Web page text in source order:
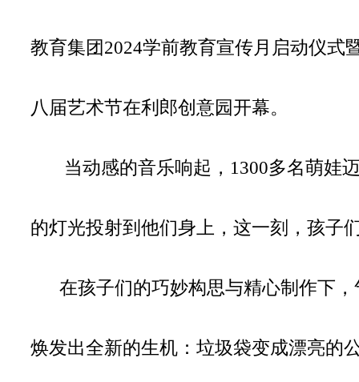
教育集团2024学前教育宣传月启动仪式
八届艺术节在利郎创意园开幕。
当动感的音乐响起，1300多名萌娃
的灯光投射到他们身上，这一刻，孩子
在孩子们的巧妙构思与精心制作下，
焕发出全新的生机：垃圾袋变成漂亮的